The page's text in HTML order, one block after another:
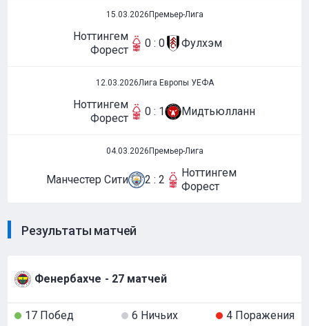
15.03.2026 Премьер-Лига
Ноттингем
Форест
0 : 0 Фулхэм
12.03.2026Лига Европы УЕФА
Ноттингем
Форест
0 : 1 Мидтьюлланн
04.03.2026 Премьер-Лига
Манчестер Сити 2 : 2
Ноттингем
Форест
Результаты матчей
Фенербахче - 27 матчей
17 Побед 6 Ничьих 4 Поражения